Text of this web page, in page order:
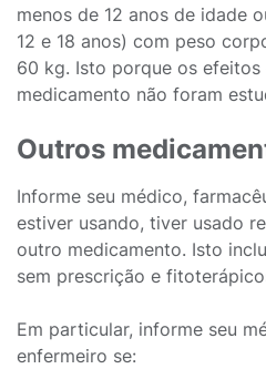
menos de 12 anos de idade
12 e 18 anos) com peso
60 kg. Isto porque os efeitos
medicamento não foram
Outros
Informe seu médico,
estiver usando, tiver usado
outro medicamento. Isto
sem prescrição e
Em particular, informe seu
enfermeiro se: